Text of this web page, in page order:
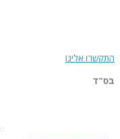
התקשרו אלינו
בס"ד